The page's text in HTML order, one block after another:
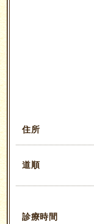
住所
道順
診療時間